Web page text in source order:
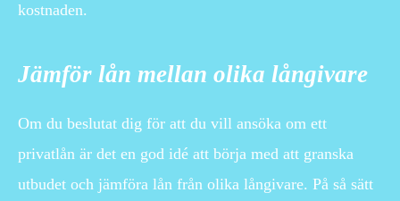
kostnaden.
Jämför lån mellan olika långivare
Om du beslutat dig för att du vill ansöka om ett
privatlån är det en god idé att börja med att granska
utbudet och jämföra lån från olika långivare. På så sätt